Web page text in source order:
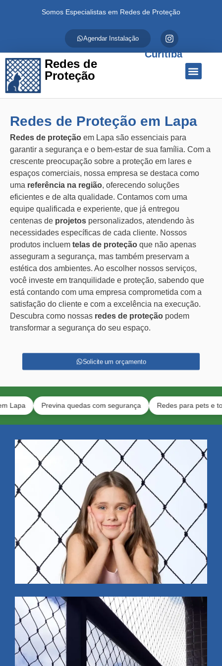
Somos Especialistas em Redes de Proteção
Agendar Instalação
Redes de
Proteção
Curitiba
Redes de Proteção em Lapa
Redes de proteção em Lapa são essenciais para
garantir a segurança e o bem-estar de sua família. Com a
crescente preocupação sobre a proteção em lares e
espaços comerciais, nossa empresa se destaca como
uma referência na região, oferecendo soluções
eficientes e de alta qualidade. Contamos com uma
equipe qualificada e experiente, que já entregou
centenas de projetos personalizados, atendendo às
necessidades específicas de cada cliente. Nossos
produtos incluem telas de proteção que não apenas
asseguram a segurança, mas também preservam a
estética dos ambientes. Ao escolher nossos serviços,
você investe em tranquilidade e proteção, sabendo que
está contando com uma empresa comprometida com a
satisfação do cliente e com a excelência na execução.
Descubra como nossas redes de proteção podem
transformar a segurança do seu espaço.
Solicite um orçamento
Previna quedas com segurança Redes para pets e toda a